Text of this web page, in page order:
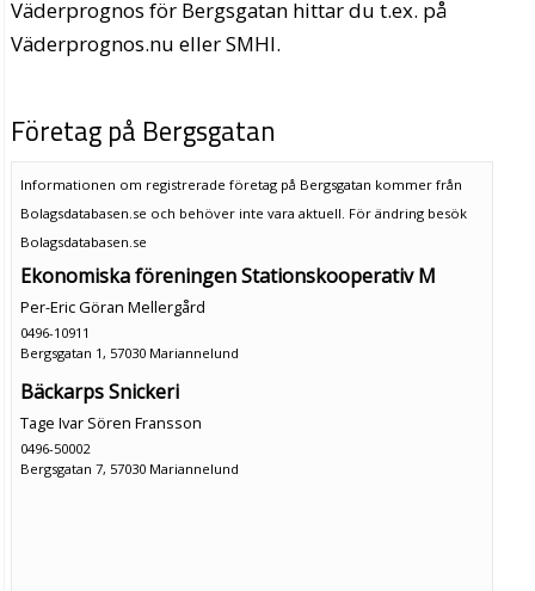
Väderprognos för Bergsgatan hittar du t.ex. på
Väderprognos.nu eller SMHI.
Företag på Bergsgatan
Informationen om registrerade företag på Bergsgatan kommer från
Bolagsdatabasen.se och behöver inte vara aktuell. För ändring besök
Bolagsdatabasen.se
Ekonomiska föreningen Stationskooperativ M
Per-Eric Göran Mellergård
0496-10911
Bergsgatan 1, 57030 Mariannelund
Bäckarps Snickeri
Tage Ivar Sören Fransson
0496-50002
Bergsgatan 7, 57030 Mariannelund